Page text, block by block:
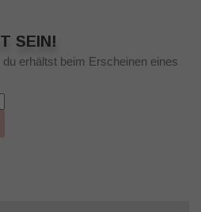
SEIN!
erhältst beim Erscheinen eines